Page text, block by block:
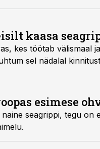
kaasa
osutus Ida-Virumaal esimeseks,
haigusjuhtum sel nädalal
esimese
kus haigus
inimelu.